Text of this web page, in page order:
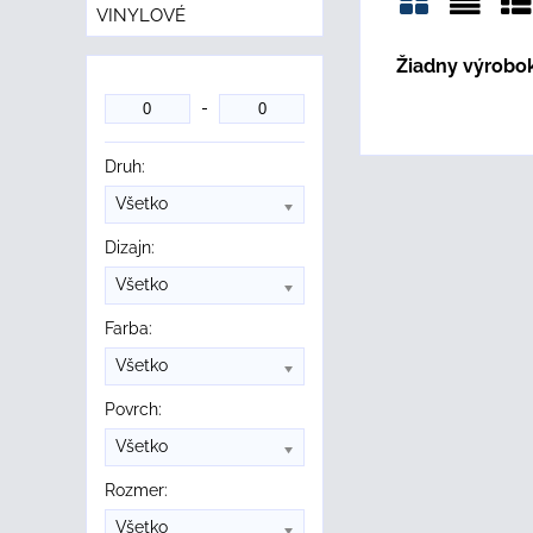
Mriežka
VINYLOVÉ
Druh:
Všetko
Dizajn:
Všetko
Farba:
Všetko
Povrch:
Všetko
Rozmer:
Všetko